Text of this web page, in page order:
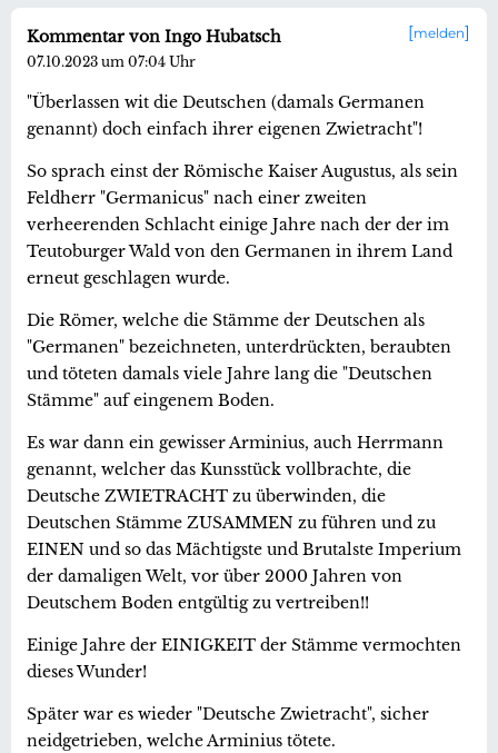
melden
Kommentar von Ingo Hubatsch
07.10.2023 um 07:04 Uhr
"Überlassen wit die Deutschen (damals Germanen
genannt) doch einfach ihrer eigenen Zwietracht"!
So sprach einst der Römische Kaiser Augustus, als sein
Feldherr "Germanicus" nach einer zweiten
verheerenden Schlacht einige Jahre nach der der im
Teutoburger Wald von den Germanen in ihrem Land
erneut geschlagen wurde.
Die Römer, welche die Stämme der Deutschen als
"Germanen" bezeichneten, unterdrückten, beraubten
und töteten damals viele Jahre lang die "Deutschen
Stämme" auf eingenem Boden.
Es war dann ein gewisser Arminius, auch Herrmann
genannt, welcher das Kunsstück vollbrachte, die
Deutsche ZWIETRACHT zu überwinden, die
Deutschen Stämme ZUSAMMEN zu führen und zu
EINEN und so das Mächtigste und Brutalste Imperium
der damaligen Welt, vor über 2000 Jahren von
Deutschem Boden entgültig zu vertreiben!!
Einige Jahre der EINIGKEIT der Stämme vermochten
dieses Wunder!
Später war es wieder "Deutsche Zwietracht", sicher
neidgetrieben, welche Arminius tötete.